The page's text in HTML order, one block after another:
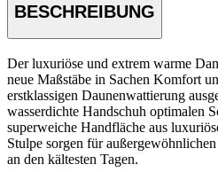
BESCHREIBUNG
Der luxuriöse und extrem warme
neue Maßstäbe in Sachen Komfort
erstklassigen Daunenwattierung
wasserdichte Handschuh optimalen
superweiche Handfläche aus
Stulpe sorgen für
an den kältesten Tagen.